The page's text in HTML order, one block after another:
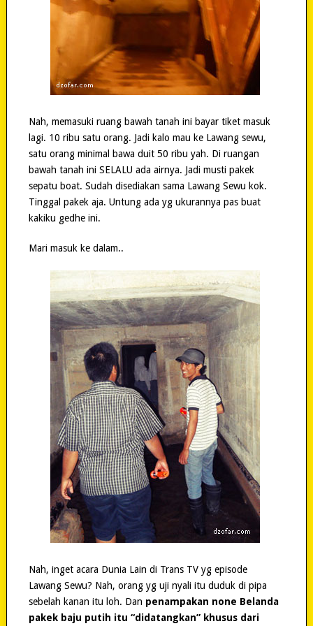
Nah, memasuki ruang bawah tanah ini bayar tiket masuk
lagi. 10 ribu satu orang. Jadi kalo mau ke Lawang sewu,
satu orang minimal bawa duit 50 ribu yah. Di ruangan
bawah tanah ini SELALU ada airnya. Jadi musti pakek
sepatu boat. Sudah disediakan sama Lawang Sewu kok.
Tinggal pakek aja. Untung ada yg ukurannya pas buat
kakiku gedhe ini.
Mari masuk ke dalam..
Nah, inget acara Dunia Lain di Trans TV yg episode
Lawang Sewu? Nah, orang yg uji nyali itu duduk di pipa
sebelah kanan itu loh. Dan penampakan none Belanda
pakek baju putih itu “didatangkan” khusus dari